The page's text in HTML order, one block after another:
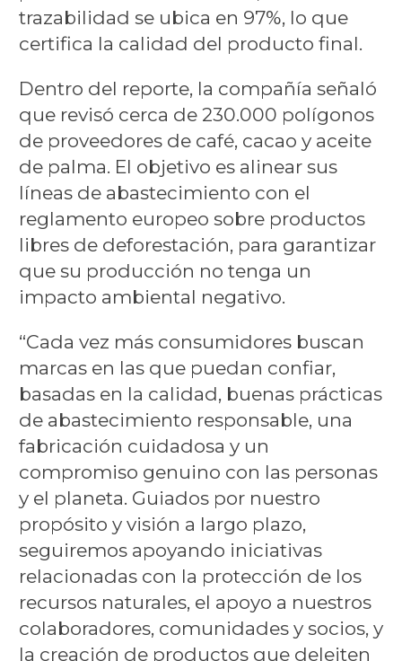
trazabilidad se ubica en 97%, lo que
certifica la calidad del producto final.
Dentro del reporte, la compañía señaló
que revisó cerca de 230.000 polígonos
de proveedores de café, cacao y aceite
de palma. El objetivo es alinear sus
líneas de abastecimiento con el
reglamento europeo sobre productos
libres de deforestación, para garantizar
que su producción no tenga un
impacto ambiental negativo.
“Cada vez más consumidores buscan
marcas en las que puedan confiar,
basadas en la calidad, buenas prácticas
de abastecimiento responsable, una
fabricación cuidadosa y un
compromiso genuino con las personas
y el planeta. Guiados por nuestro
propósito y visión a largo plazo,
seguiremos apoyando iniciativas
relacionadas con la protección de los
recursos naturales, el apoyo a nuestros
colaboradores, comunidades y socios, y
la creación de productos que deleiten